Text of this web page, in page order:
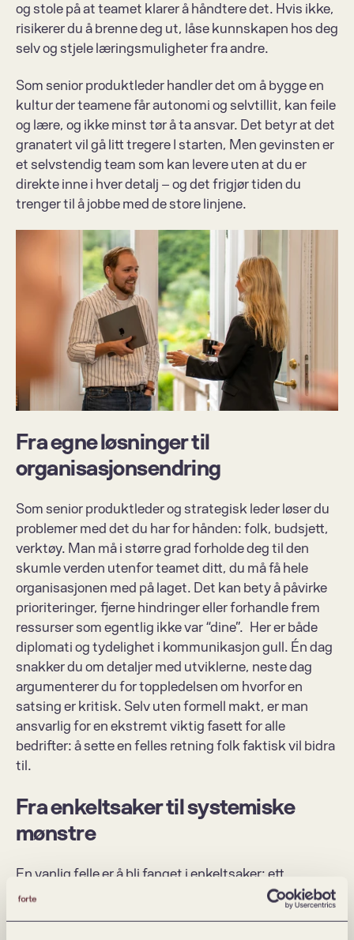
og stole på at teamet klarer å håndtere det. Hvis ikke,
risikerer du å brenne deg ut, låse kunnskapen hos deg
selv og stjele læringsmuligheter fra andre.
Som senior produktleder handler det om å bygge en
kultur der teamene får autonomi og selvtillit, kan feile
og lære, og ikke minst tør å ta ansvar. Det betyr at det
granatert vil gå litt tregere I starten, Men gevinsten er
et selvstendig team som kan levere uten at du er
direkte inne i hver detalj – og det frigjør tiden du
trenger til å jobbe med de store linjene.
Fra egne løsninger til
organisasjonsendring
Som senior produktleder og strategisk leder løser du
problemer med det du har for hånden: folk, budsjett,
verktøy. Man må i større grad forholde deg til den
skumle verden utenfor teamet ditt, du må få hele
organisasjonen med på laget. Det kan bety å påvirke
prioriteringer, fjerne hindringer eller forhandle frem
ressurser som egentlig ikke var “dine”.  Her er både
diplomati og tydelighet i kommunikasjon gull. Én dag
snakker du om detaljer med utviklerne, neste dag
argumenterer du for toppledelsen om hvorfor en
satsing er kritisk. Selv uten formell makt, er man
ansvarlig for en ekstremt viktig fasett for alle
bedrifter: å sette en felles retning folk faktisk vil bidra
til.
Fra enkeltsaker til systemiske
mønstre
En vanlig felle er å bli fanget i enkeltsaker: ett
problem, ett team, én leveranse. Men rollen som
senior produktleder handler alltid om å løfte blikket og